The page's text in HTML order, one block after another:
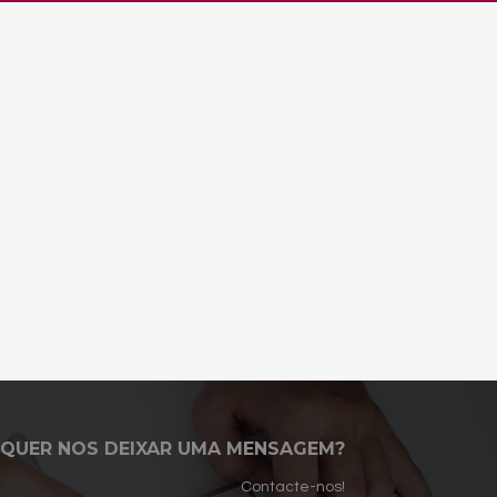
QUER NOS DEIXAR UMA MENSAGEM?
Contacte-nos!